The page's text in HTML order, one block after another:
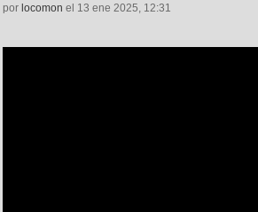
por locomon el 13 ene 2025, 12:31